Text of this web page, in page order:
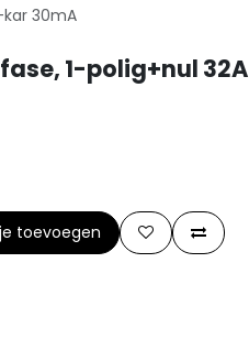
30mA
1-polig+nul 32A
toevoegen